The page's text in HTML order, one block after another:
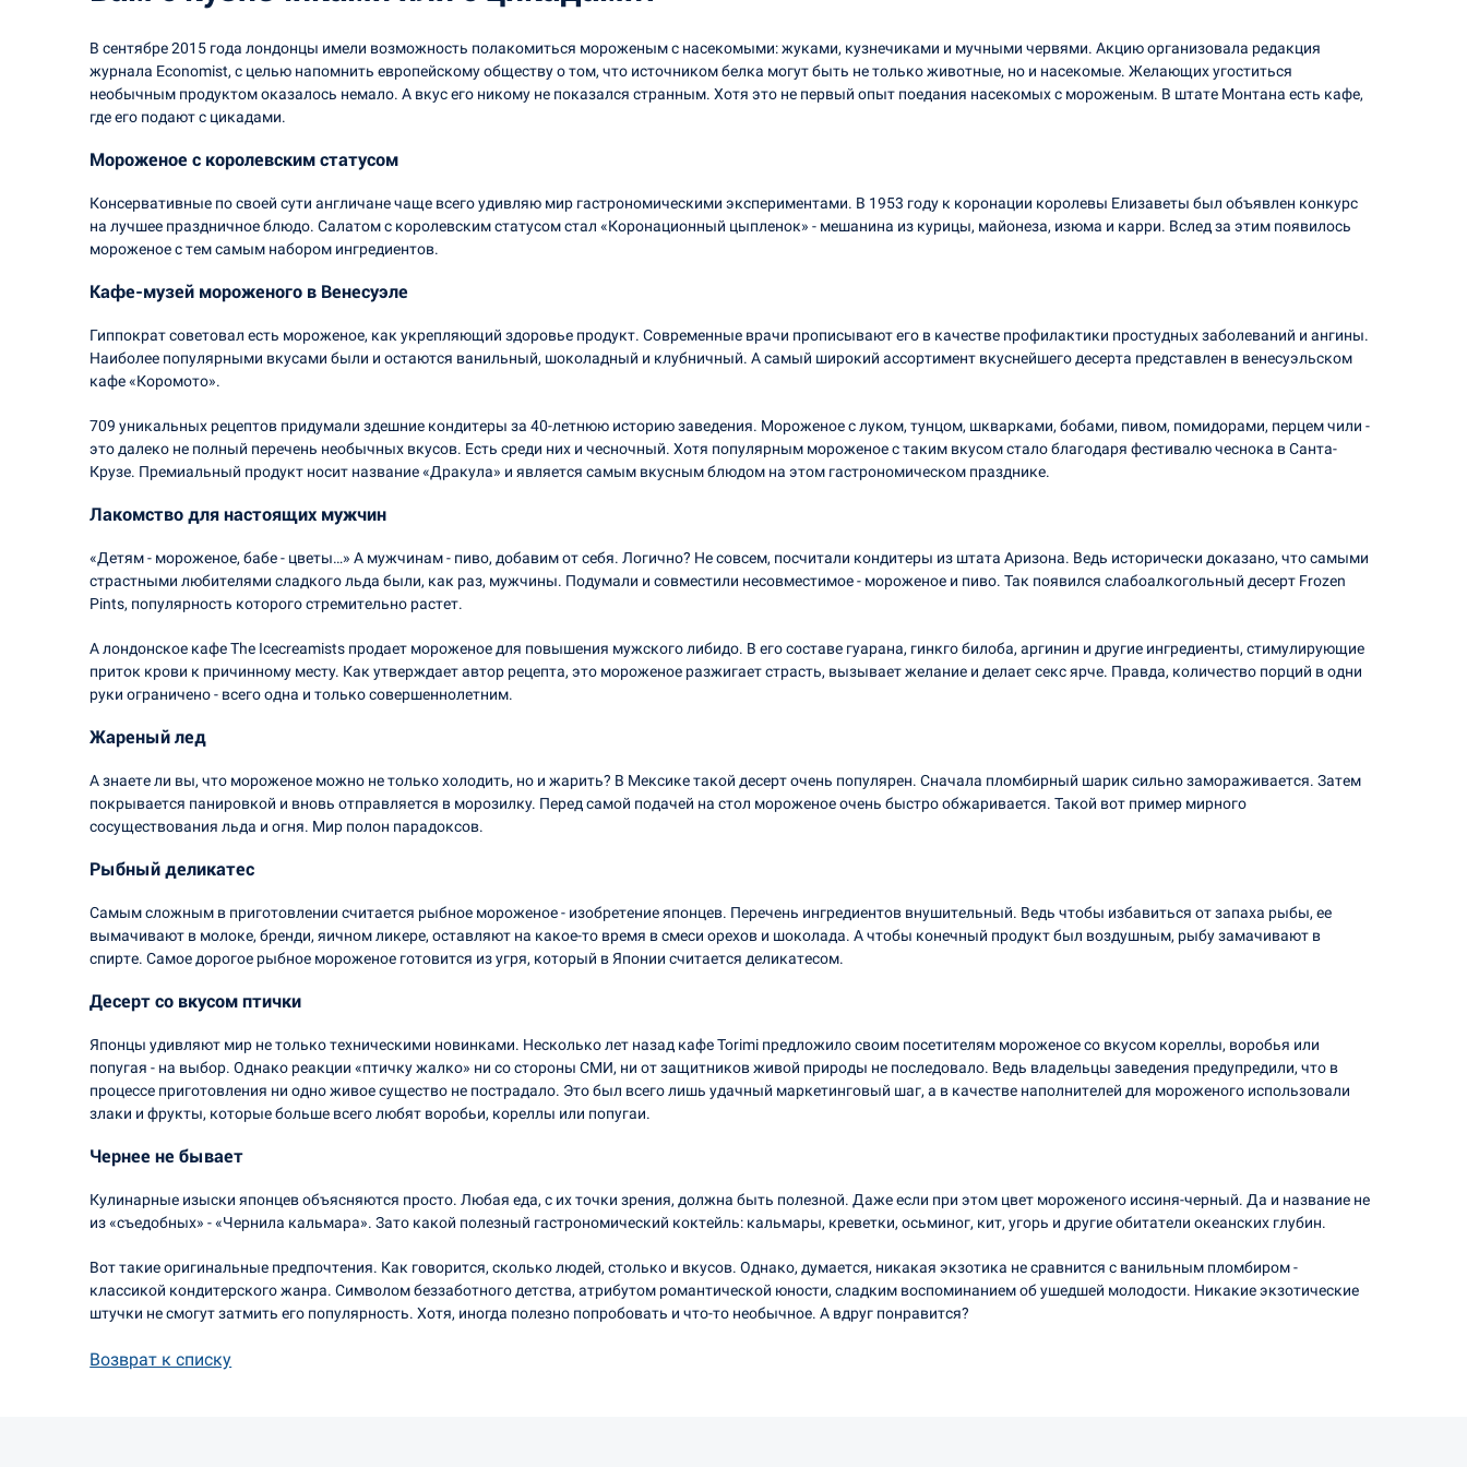
В сентябре 2015 года лондонцы имели возможность полакомиться мороженым с насекомыми: жуками, кузнечиками и мучными червями. Акцию организовала редакция
журнала Economist, с целью напомнить европейскому обществу о том, что источником белка могут быть не только животные, но и насекомые. Желающих угоститься
необычным продуктом оказалось немало. А вкус его никому не показался странным. Хотя это не первый опыт поедания насекомых с мороженым. В штате Монтана есть кафе,
где его подают с цикадами.
Мороженое с королевским статусом
Консервативные по своей сути англичане чаще всего удивляю мир гастрономическими экспериментами. В 1953 году к коронации королевы Елизаветы был объявлен конкурс
на лучшее праздничное блюдо. Салатом с королевским статусом стал «Коронационный цыпленок» - мешанина из курицы, майонеза, изюма и карри. Вслед за этим появилось
мороженое с тем самым набором ингредиентов.
Кафе-музей мороженого в Венесуэле
Гиппократ советовал есть мороженое, как укрепляющий здоровье продукт. Современные врачи прописывают его в качестве профилактики простудных заболеваний и ангины.
Наиболее популярными вкусами были и остаются ванильный, шоколадный и клубничный. А самый широкий ассортимент вкуснейшего десерта представлен в венесуэльском
кафе «Коромото».
709 уникальных рецептов придумали здешние кондитеры за 40-летнюю историю заведения. Мороженое с луком, тунцом, шкварками, бобами, пивом, помидорами, перцем чили -
это далеко не полный перечень необычных вкусов. Есть среди них и чесночный. Хотя популярным мороженое с таким вкусом стало благодаря фестивалю чеснока в Санта-
Крузе. Премиальный продукт носит название «Дракула» и является самым вкусным блюдом на этом гастрономическом празднике.
Лакомство для настоящих мужчин
«Детям - мороженое, бабе - цветы…» А мужчинам - пиво, добавим от себя. Логично? Не совсем, посчитали кондитеры из штата Аризона. Ведь исторически доказано, что самыми
страстными любителями сладкого льда были, как раз, мужчины. Подумали и совместили несовместимое - мороженое и пиво. Так появился слабоалкогольный десерт Frozen
Pints, популярность которого стремительно растет.
А лондонское кафе The Icecreamists продает мороженое для повышения мужского либидо. В его составе гуарана, гинкго билоба, аргинин и другие ингредиенты, стимулирующие
приток крови к причинному месту. Как утверждает автор рецепта, это мороженое разжигает страсть, вызывает желание и делает секс ярче. Правда, количество порций в одни
руки ограничено - всего одна и только совершеннолетним.
Жареный лед
А знаете ли вы, что мороженое можно не только холодить, но и жарить? В Мексике такой десерт очень популярен. Сначала пломбирный шарик сильно замораживается. Затем
покрывается панировкой и вновь отправляется в морозилку. Перед самой подачей на стол мороженое очень быстро обжаривается. Такой вот пример мирного
сосуществования льда и огня. Мир полон парадоксов.
Рыбный деликатес
Самым сложным в приготовлении считается рыбное мороженое - изобретение японцев. Перечень ингредиентов внушительный. Ведь чтобы избавиться от запаха рыбы, ее
вымачивают в молоке, бренди, яичном ликере, оставляют на какое-то время в смеси орехов и шоколада. А чтобы конечный продукт был воздушным, рыбу замачивают в
спирте. Самое дорогое рыбное мороженое готовится из угря, который в Японии считается деликатесом.
Десерт со вкусом птички
Японцы удивляют мир не только техническими новинками. Несколько лет назад кафе Тоrimi предложило своим посетителям мороженое со вкусом кореллы, воробья или
попугая - на выбор. Однако реакции «птичку жалко» ни со стороны СМИ, ни от защитников живой природы не последовало. Ведь владельцы заведения предупредили, что в
процессе приготовления ни одно живое существо не пострадало. Это был всего лишь удачный маркетинговый шаг, а в качестве наполнителей для мороженого использовали
злаки и фрукты, которые больше всего любят воробьи, кореллы или попугаи.
Чернее не бывает
Кулинарные изыски японцев объясняются просто. Любая еда, с их точки зрения, должна быть полезной. Даже если при этом цвет мороженого иссиня-черный. Да и название не
из «съедобных» - «Чернила кальмара». Зато какой полезный гастрономический коктейль: кальмары, креветки, осьминог, кит, угорь и другие обитатели океанских глубин.
Вот такие оригинальные предпочтения. Как говорится, сколько людей, столько и вкусов. Однако, думается, никакая экзотика не сравнится с ванильным пломбиром -
классикой кондитерского жанра. Символом беззаботного детства, атрибутом романтической юности, сладким воспоминанием об ушедшей молодости. Никакие экзотические
штучки не смогут затмить его популярность. Хотя, иногда полезно попробовать и что-то необычное. А вдруг понравится?
Возврат к списку